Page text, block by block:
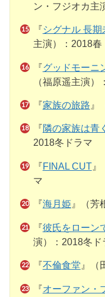
ン・フジオカ主
『シグナル 長
主演）：2018春
『グッドモーニ
（福原遥主演）
『家族の旅路 』
『 隣の家族は青
2018冬ドラマ
『FINAL CUT』
マ
『 海月姫』（芳
『彼氏をローン
演）：2018冬ド
『不倫食堂』（
『オーファン・